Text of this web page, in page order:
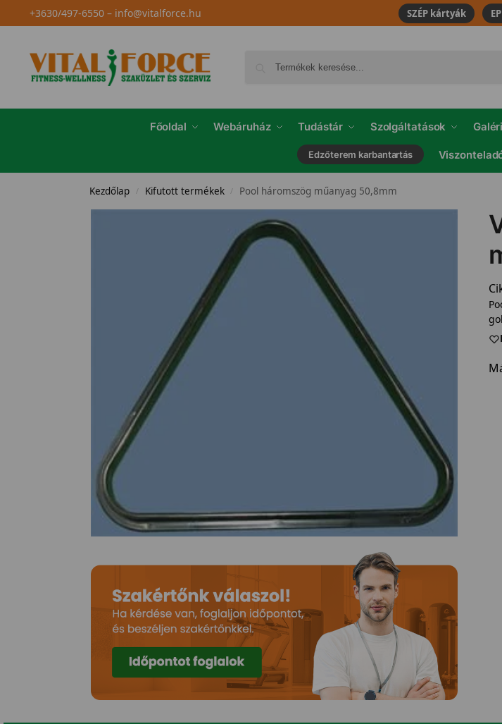
+3630/497-6550– info@vitalforce.hu SZÉP kártyák
Főoldal Webáruház Tudástár Szolgáltatások
Edzőterem karbantartás
Kezdőlap / Kifutott termékek / Pool háromszög műanyag 50,8mm